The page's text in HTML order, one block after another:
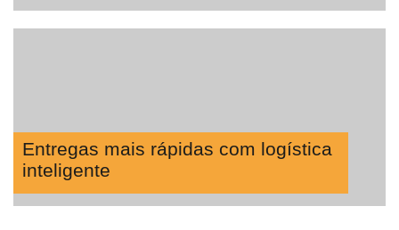
Entregas mais rápidas com logística
inteligente